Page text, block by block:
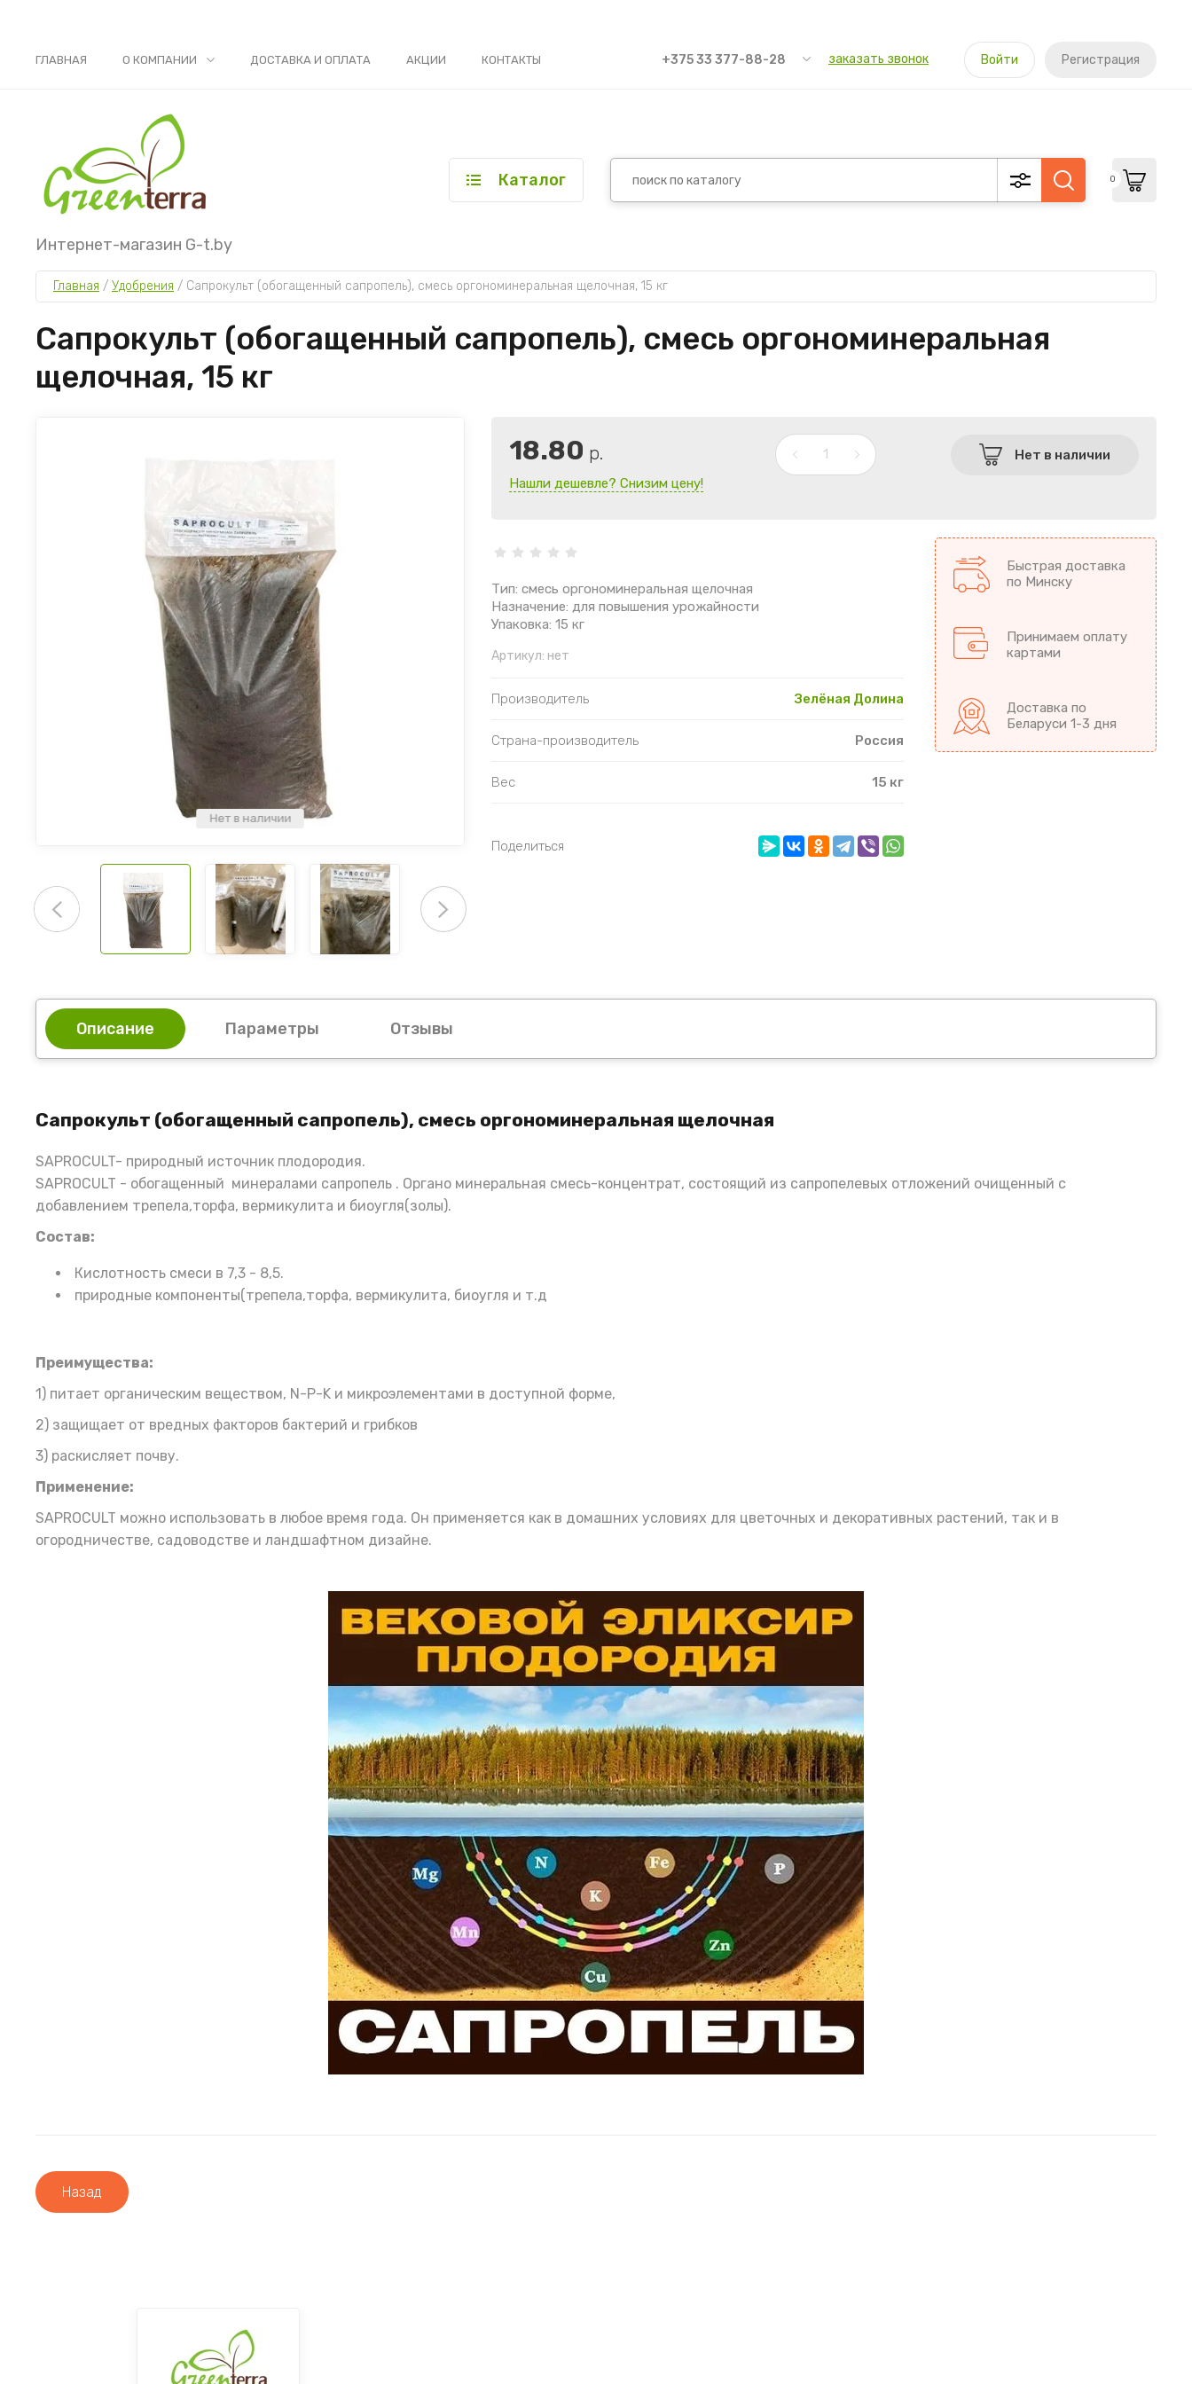
ГЛАВНАЯ О КОМПАНИИ ДОСТАВКА И ОПЛАТА АКЦИИ КОНТАКТЫ +375 33 377-88-28 заказать звонок Войти Регистрация
Интернет-магазин G-t.by
Каталог 0
Главная / Удобрения / Сапрокульт (обогащенный сапропель), смесь оргономинеральная щелочная, 15 кг
Сапрокульт (обогащенный сапропель), смесь оргономинеральная
щелочная, 15 кг
Нет в наличии
18.80 р.
Нет в наличии
Нашли дешевле? Снизим цену!
Тип: смесь оргономинеральная щелочная
Назначение: для повышения урожайности
Упаковка: 15 кг
Артикул: нет
Производитель Зелёная Долина
Страна-производитель Россия
Вес 15 кг
Поделиться
Быстрая доставка
по Минску
Принимаем оплату
картами
Доставка по
Беларуси 1-3 дня
Описание Параметры Отзывы
Сапрокульт (обогащенный сапропель), смесь оргономинеральная щелочная
SAPROCULT- природный источник плодородия.
SAPROCULT - обогащенный минералами сапропель . Органо минеральная смесь-концентрат, состоящий из сапропелевых отложений очищенный с
добавлением трепела,торфа, вермикулита и биоугля(золы).
Состав:
Кислотность смеси в 7,3 - 8,5.
природные компоненты(трепела,торфа, вермикулита, биоугля и т.д
Преимущества:
1) питает органическим веществом, N-P-K и микроэлементами в доступной форме,
2) защищает от вредных факторов бактерий и грибков
3) раскисляет почву.
Применение:
SAPROCULT можно использовать в любое время года. Он применяется как в домашних условиях для цветочных и декоративных растений, так и в
огородничестве, садоводстве и ландшафтном дизайне.
Назад